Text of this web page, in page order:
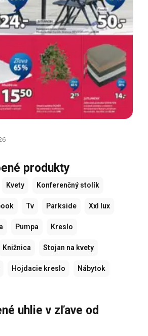
produkty
Kvety Konferenčný stolík
Tv Parkside Xxl lux
Pumpa Kreslo
Knižnica Stojan na kvety
Hojdacie kreslo Nábytok
uhlie v zľave od